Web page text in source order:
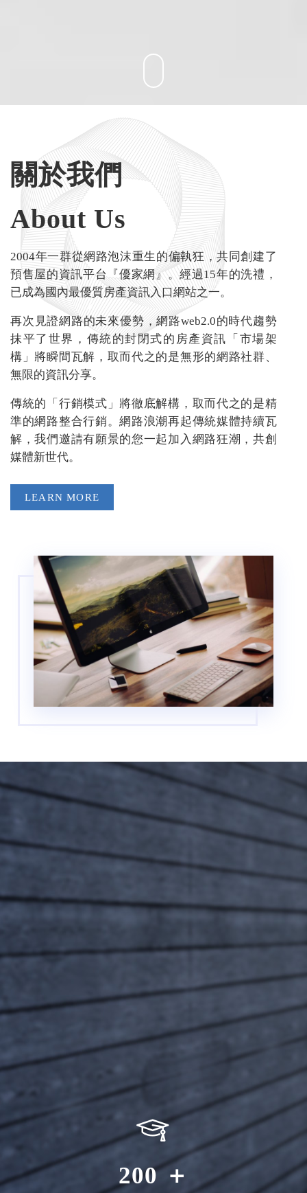
關於我們
About Us
2004年一群從網路泡沫重生的偏執狂，共同創建了
預售屋的資訊平台『優家網』。經過15年的洗禮，
已成為國內最優質房產資訊入口網站之一。
再次見證網路的未來優勢，網路web2.0的時代趨勢
抹平了世界，傳統的封閉式的房產資訊「市場架
構」將瞬間瓦解，取而代之的是無形的網路社群、
無限的資訊分享。
傳統的「行銷模式」將徹底解構，取而代之的是精
準的網路整合行銷。網路浪潮再起傳統媒體持續瓦
解，我們邀請有願景的您一起加入網路狂潮，共創
媒體新世代。
LEARN MORE
200＋